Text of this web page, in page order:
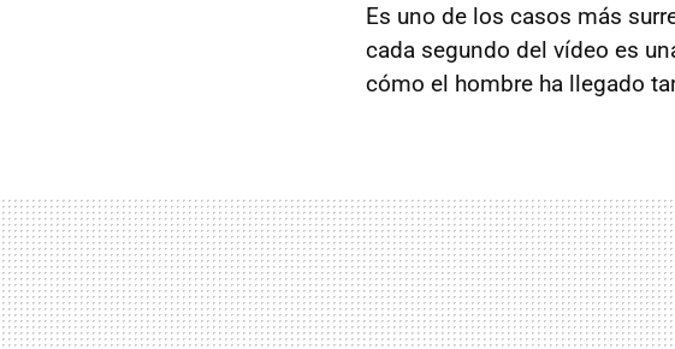
Es uno de los casos más
cada segundo del vídeo es
cómo el hombre ha llegado